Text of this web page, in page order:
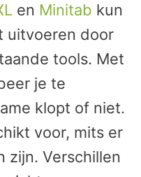
en Minitab kun
uitvoeren door
tools. Met
je te
klopt of niet.
voor, mits er
zijn. Verschillen